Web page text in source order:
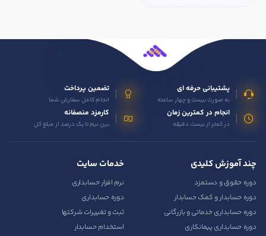
پشتیبانی حرفه ای
به صورت بیست و چهار ساعته
تضمین پرداخت
انجام کامل سفارش شما
انجام در کمترین زمان
در کمتر از بیست دقیقه
کارمزد منصفانه
بین نیم تا یک درصد از مبلغ کل
چند آموزش کلیدی
دوره حقوق و دستمزد
دوره حسابدار و کمک حسابدار
دوره حسابداری خدماتی و بازرگانی
دوره حسابداری پیمانکاری
خدمات سایت
نرم افزار حسابداری
دوره حسابداری
ثبت و تغییرات شرکتها
استخدام حسابدار